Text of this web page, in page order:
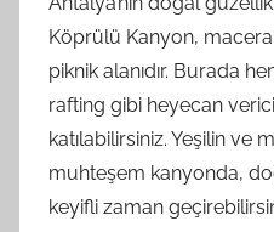
Köprülü Kanyon,
piknik alanıdır. Burada
rafting gibi heyecan
katılabilirsiniz. Yeşilin ve
muhteşem kanyonda,
keyifli zaman